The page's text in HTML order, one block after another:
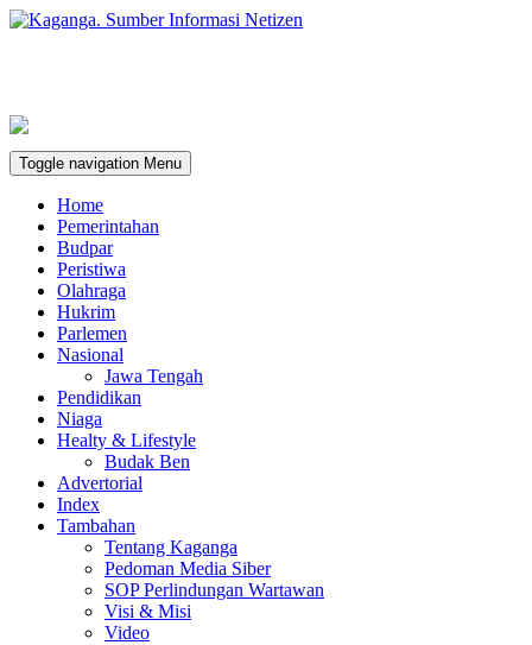
Toggle navigation Menu
Home
Pemerintahan
Budpar
Peristiwa
Olahraga
Hukrim
Parlemen
Nasional
Jawa Tengah
Pendidikan
Niaga
Healty & Lifestyle
Budak Ben
Advertorial
Index
Tambahan
Tentang Kaganga
Pedoman Media Siber
SOP Perlindungan Wartawan
Visi & Misi
Video